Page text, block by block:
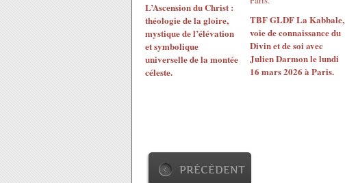
L’Ascension du Christ :
théologie de la gloire,
mystique de l’élévation
et symbolique
universelle de la montée
céleste.
TBF GLDF La Kabbale,
voie de connaissance du
Divin et de soi avec
Julien Darmon le lundi
16 mars 2026 à Paris.
PRÉCÉDENT